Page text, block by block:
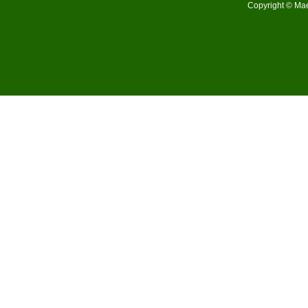
Copyright ©